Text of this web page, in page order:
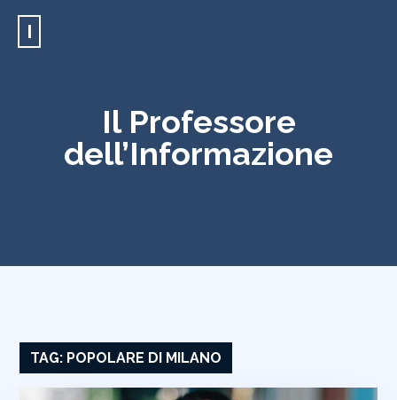
I
Il Professore
dell’Informazione
TAG: POPOLARE DI MILANO